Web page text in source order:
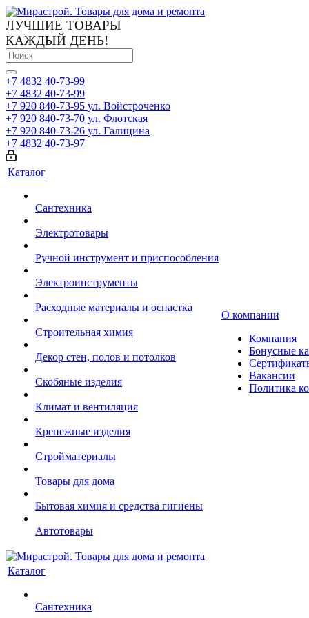
ЛУЧШИЕ ТОВАРЫ
КАЖДЫЙ ДЕНЬ!
+7 4832 40-73-99
+7 4832 40-73-99
+7 920 840-73-95 ул. Войстроченко
+7 920 840-73-70 ул. Флотская
+7 920 840-73-26 ул. Галицина
+7 4832 40-73-97
Каталог
Сантехника
Электротовары
Ручной инструмент и приспособления
Электроинструменты
Расходные материалы и оснастка
Строительная химия
Декор стен, полов и потолков
Скобяные изделия
Климат и вентиляция
Крепежные изделия
Стройматериалы
Товары для дома
Бытовая химия и средства гигиены
Автотовары
О компании
Компания
Бонусные
Вакансии
Политика
Каталог
Сантехника